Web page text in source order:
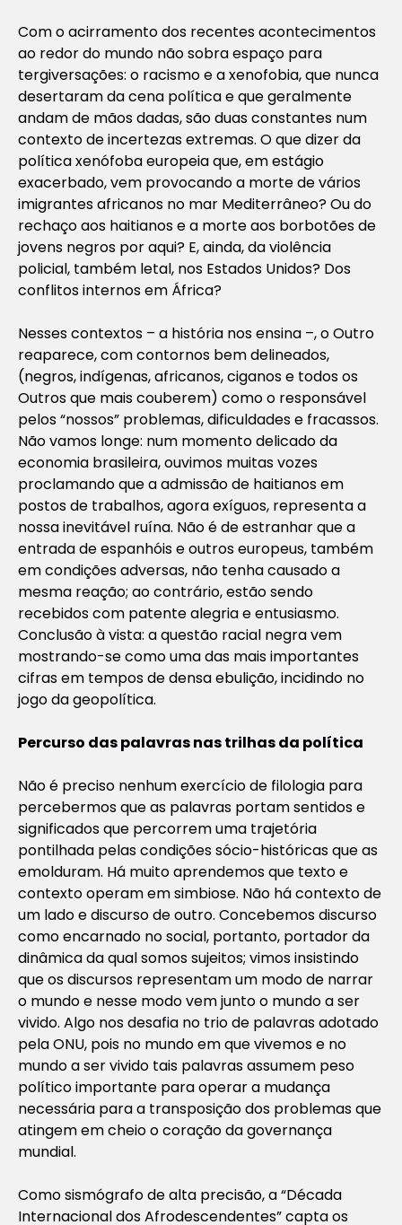
Com o acirramento dos recentes acontecimentos
ao redor do mundo não sobra espaço para
tergiversações: o racismo e a xenofobia, que nunca
desertaram da cena política e que geralmente
andam de mãos dadas, são duas constantes num
contexto de incertezas extremas. O que dizer da
política xenófoba europeia que, em estágio
exacerbado, vem provocando a morte de vários
imigrantes africanos no mar Mediterrâneo? Ou do
rechaço aos haitianos e a morte aos borbotões de
jovens negros por aqui? E, ainda, da violência
policial, também letal, nos Estados Unidos? Dos
conflitos internos em África?
Nesses contextos – a história nos ensina –, o Outro
reaparece, com contornos bem delineados,
(negros, indígenas, africanos, ciganos e todos os
Outros que mais couberem) como o responsável
pelos “nossos” problemas, dificuldades e fracassos.
Não vamos longe: num momento delicado da
economia brasileira, ouvimos muitas vozes
proclamando que a admissão de haitianos em
postos de trabalhos, agora exíguos, representa a
nossa inevitável ruína. Não é de estranhar que a
entrada de espanhóis e outros europeus, também
em condições adversas, não tenha causado a
mesma reação; ao contrário, estão sendo
recebidos com patente alegria e entusiasmo.
Conclusão à vista: a questão racial negra vem
mostrando-se como uma das mais importantes
cifras em tempos de densa ebulição, incidindo no
jogo da geopolítica.
Percurso das palavras nas trilhas da política
Não é preciso nenhum exercício de filologia para
percebermos que as palavras portam sentidos e
significados que percorrem uma trajetória
pontilhada pelas condições sócio-históricas que as
emolduram. Há muito aprendemos que texto e
contexto operam em simbiose. Não há contexto de
um lado e discurso de outro. Concebemos discurso
como encarnado no social, portanto, portador da
dinâmica da qual somos sujeitos; vimos insistindo
que os discursos representam um modo de narrar
o mundo e nesse modo vem junto o mundo a ser
vivido. Algo nos desafia no trio de palavras adotado
pela ONU, pois no mundo em que vivemos e no
mundo a ser vivido tais palavras assumem peso
político importante para operar a mudança
necessária para a transposição dos problemas que
atingem em cheio o coração da governança
mundial.
Como sismógrafo de alta precisão, a “Década
Internacional dos Afrodescendentes” capta os